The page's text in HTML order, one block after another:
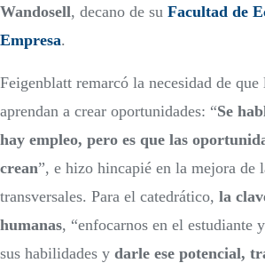
Wandosell, decano de su Facultad de
Empresa.
Feigenblatt remarcó la necesidad de que
aprendan a crear oportunidades: “Se
hay empleo, pero es que las
crean”, e hizo hincapié en la mejora de
transversales. Para el catedrático, la
humanas, “enfocarnos en el estudiante
sus habilidades y darle ese potencial,